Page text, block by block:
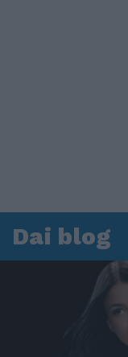
Dai blog